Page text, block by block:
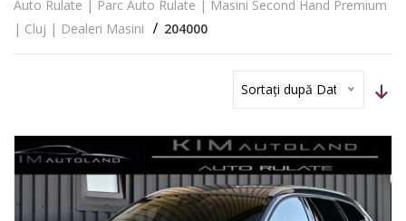
Auto Rulate | Parc Auto Rulate | Masini Second Hand Premium
| Cluj | Dealeri Masini
204000
Sortați după Dată